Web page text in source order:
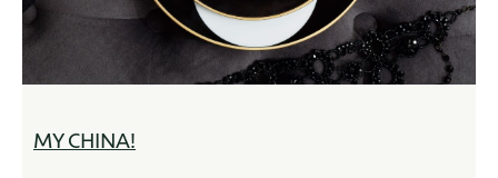
MY CHINA!